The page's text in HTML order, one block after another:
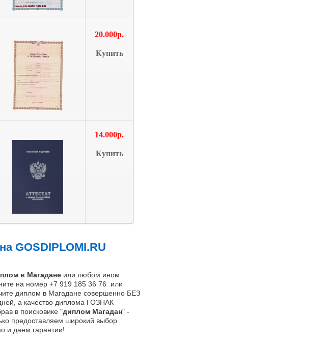
20.000р.
Купить
14.000р.
Купить
GOSDIPLOMI.RU
в Магадане или любом ином
на номер +7 919 185 36 76 или
диплом в Магадане совершенно БЕЗ
а качество диплома ГОЗНАК
в поисковике "диплом Магадан" -
предоставляем широкий выбор
и даем гарантии!